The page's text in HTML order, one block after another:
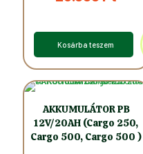
Kosárba teszem
AKKUMULÁTOR PB
12V/20AH (Cargo 250,
Cargo 500, Cargo 500 )